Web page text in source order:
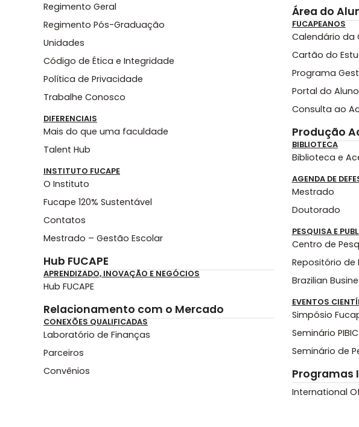
Regimento Geral
Regimento Pós-Graduação
Unidades
Código de Ética e Integridade
Política de Privacidade
Trabalhe Conosco
DIFERENCIAIS
Mais do que uma faculdade
Talent Hub
INSTITUTO FUCAPE
O Instituto
Fucape 120% Sustentável
Contatos
Mestrado – Gestão Escolar
Hub FUCAPE
APRENDIZADO, INOVAÇÃO E NEGÓCIOS
Hub FUCAPE
Relacionamento com o Mercado
CONEXÕES QUALIFICADAS
Laboratório de Finanças
Parceiros
Convênios
Área do
FUCAPEANOS
Calendário da
Cartão do
Programa
Portal do Aluno
Consulta ao
Produção
BIBLIOTECA
Biblioteca e
AGENDA DE
Mestrado
Doutorado
PESQUISA E
Centro de
Repositório
Brazilian
EVENTOS
Simpósio
Seminário
Seminário de
Programas
International